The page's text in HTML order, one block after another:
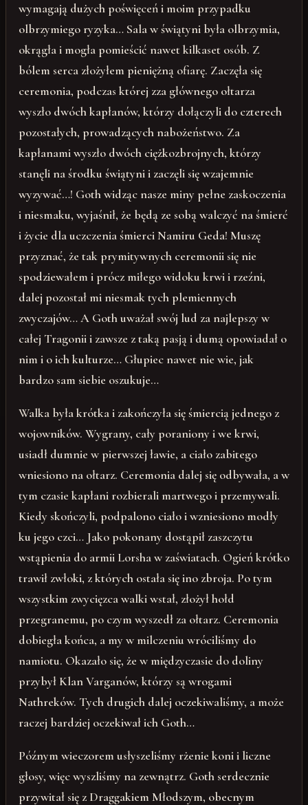
wymagają dużych poświęceń i moim przypadku
olbrzymiego ryzyka… Sala w świątyni była olbrzymia,
okrągła i mogła pomieścić nawet kilkaset osób. Z
bólem serca złożyłem pieniężną ofiarę. Zaczęła się
ceremonia, podczas której zza głównego ołtarza
wyszło dwóch kapłanów, którzy dołączyli do czterech
pozostałych, prowadzących nabożeństwo. Za
kapłanami wyszło dwóch ciężkozbrojnych, którzy
stanęli na środku świątyni i zaczęli się wzajemnie
wyzywać…! Goth widząc nasze miny pełne zaskoczenia
i niesmaku, wyjaśnił, że będą ze sobą walczyć na śmierć
i życie dla uczczenia śmierci Namiru Geda! Muszę
przyznać, że tak prymitywnych ceremonii się nie
spodziewałem i prócz miłego widoku krwi i rzeźni,
dalej pozostał mi niesmak tych plemiennych
zwyczajów… A Goth uważał swój lud za najlepszy w
całej Tragonii i zawsze z taką pasją i dumą opowiadał o
nim i o ich kulturze… Głupiec nawet nie wie, jak
bardzo sam siebie oszukuje…
Walka była krótka i zakończyła się śmiercią jednego z
wojowników. Wygrany, cały poraniony i we krwi,
usiadł dumnie w pierwszej ławie, a ciało zabitego
wniesiono na ołtarz. Ceremonia dalej się odbywała, a w
tym czasie kapłani rozbierali martwego i przemywali.
Kiedy skończyli, podpalono ciało i wzniesiono modły
ku jego czci… Jako pokonany dostąpił zaszczytu
wstąpienia do armii Lorsha w zaświatach. Ogień krótko
trawił zwłoki, z których ostała się ino zbroja. Po tym
wszystkim zwycięzca walki wstał, złożył hołd
przegranemu, po czym wyszedł za ołtarz. Ceremonia
dobiegła końca, a my w milczeniu wróciliśmy do
namiotu. Okazało się, że w międzyczasie do doliny
przybył Klan Varganów, którzy są wrogami
Nathreków. Tych drugich dalej oczekiwaliśmy, a może
raczej bardziej oczekiwał ich Goth…
Późnym wieczorem usłyszeliśmy rżenie koni i liczne
głosy, więc wyszliśmy na zewnątrz. Goth serdecznie
przywitał się z Draggakiem Młodszym, obecnym